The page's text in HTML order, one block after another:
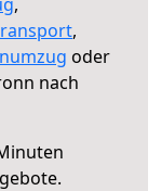
,
oder
nach